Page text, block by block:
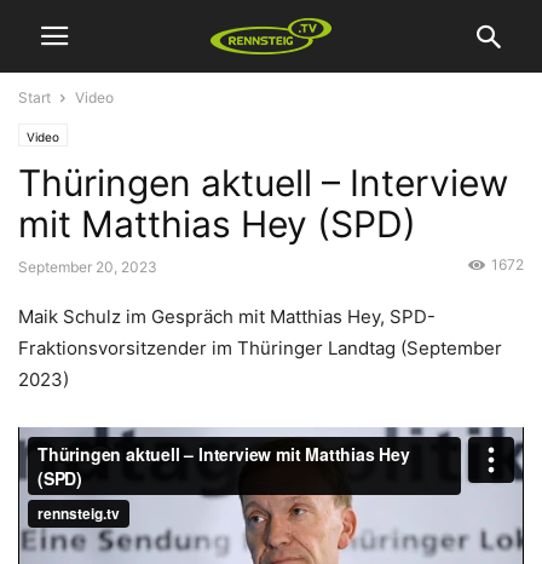
Start Video
Video
Thüringen aktuell – Interview
mit Matthias Hey (SPD)
September 20, 2023 1672
Maik Schulz im Gespräch mit Matthias Hey, SPD-
Fraktionsvorsitzender im Thüringer Landtag (September
2023)